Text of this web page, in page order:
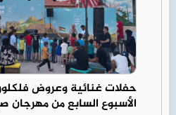
حفلات غنائية وعروض
الأسبوع السابع من مهرجان